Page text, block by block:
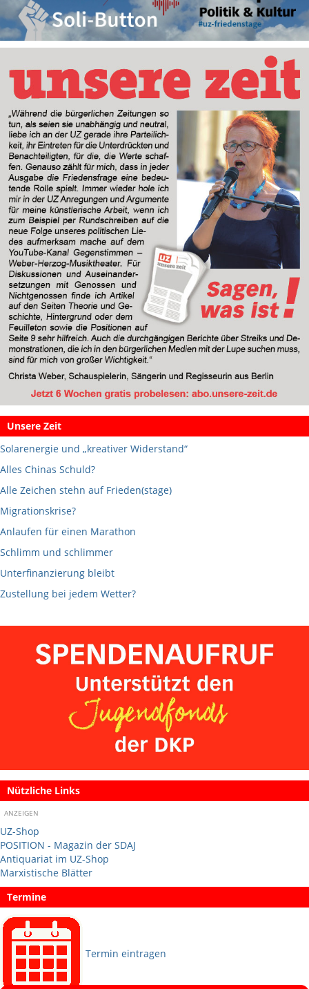
Unsere Zeit
Solarenergie und „kreativer Widerstand“
Alles Chinas Schuld?
Alle Zeichen stehn auf Frieden(stage)
Migrationskrise?
Anlaufen für einen Marathon
Schlimm und schlimmer
Unterfinanzierung bleibt
Zustellung bei jedem Wetter?
Nützliche Links
ANZEIGEN
UZ-Shop
POSITION - Magazin der SDAJ
Antiquariat im UZ-Shop
Marxistische Blätter
Termine
Termin eintragen